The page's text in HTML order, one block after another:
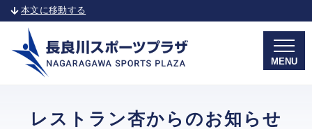
本文に移動する
レストラン杏からのお知らせ
MENU